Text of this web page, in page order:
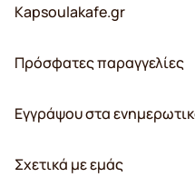
Kapsoulakafe.gr
Πρόσφατες παραγγελίες
Εγγράψου στα
Σχετικά με εμάς